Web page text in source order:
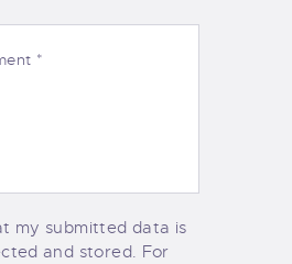
my submitted data is
and stored. For